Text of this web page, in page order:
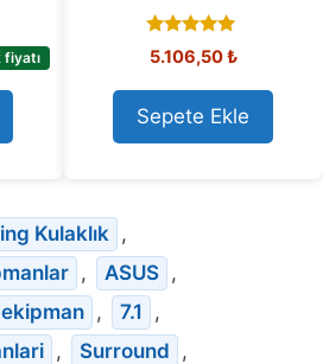
fiyatı
5.00
out of 5
5.106,50₺
Sepete Ekle
Kulaklık
,
, ASUS ,
, 7.1
,
, Surround
,